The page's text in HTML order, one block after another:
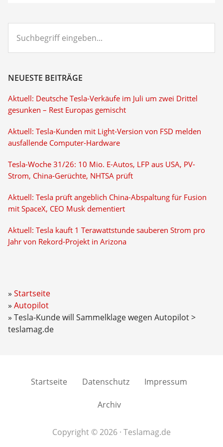
eingeben...
NEUESTE BEITRÄGE
Aktuell: Deutsche Tesla-Verkäufe im Juli um zwei Drittel
gesunken – Rest Europas gemischt
Aktuell: Tesla-Kunden mit Light-Version von FSD melden
ausfallende Computer-Hardware
Tesla-Woche 31/26: 10 Mio. E-Autos, LFP aus USA, PV-
Strom, China-Gerüchte, NHTSA prüft
Aktuell: Tesla prüft angeblich China-Abspaltung für Fusion
mit SpaceX, CEO Musk dementiert
Aktuell: Tesla kauft 1 Terawattstunde sauberen Strom pro
Jahr von Rekord-Projekt in Arizona
Startseite
Autopilot
Tesla-Kunde will Sammelklage wegen Autopilot >
teslamag.de
Startseite Datenschutz Impressum
Archiv
Copyright © 2026 · Teslamag.de